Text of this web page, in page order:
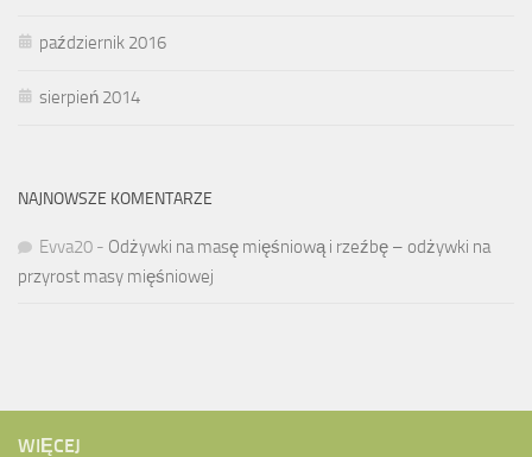
październik 2016
sierpień 2014
NAJNOWSZE KOMENTARZE
Evva20 - Odżywki na masę mięśniową i rzeźbę – odżywki na
przyrost masy mięśniowej
WIĘCEJ